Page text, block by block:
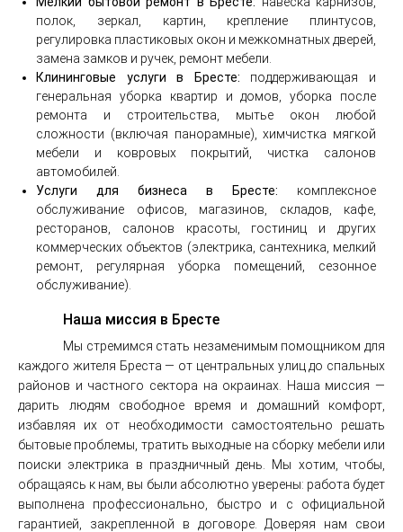
полок, зеркал, картин, крепление плинтусов,
регулировка пластиковых окон и межкомнатных дверей,
замена замков и ручек, ремонт мебели.
Клининговые услуги в Бресте: поддерживающая и
генеральная уборка квартир и домов, уборка после
ремонта и строительства, мытье окон любой
сложности (включая панорамные), химчистка мягкой
мебели и ковровых покрытий, чистка салонов
автомобилей.
Услуги для бизнеса в Бресте: комплексное
обслуживание офисов, магазинов, складов, кафе,
ресторанов, салонов красоты, гостиниц и других
коммерческих объектов (электрика, сантехника, мелкий
ремонт, регулярная уборка помещений, сезонное
обслуживание).
Наша миссия в Бресте
Мы стремимся стать незаменимым помощником для
каждого жителя Бреста — от центральных улиц до спальных
районов и частного сектора на окраинах. Наша миссия —
дарить людям свободное время и домашний комфорт,
избавляя их от необходимости самостоятельно решать
бытовые проблемы, тратить выходные на сборку мебели или
поиски электрика в праздничный день. Мы хотим, чтобы,
обращаясь к нам, вы были абсолютно уверены: работа будет
выполнена профессионально, быстро и с официальной
гарантией, закрепленной в договоре. Доверяя нам свои